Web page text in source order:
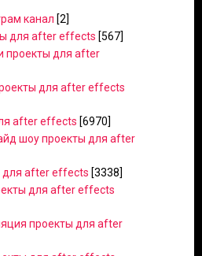
канал [2]
для after effects [567]
проекты для after
для after effects
after effects [6970]
шоу проекты для after
для after effects [3338]
для after effects
проекты для after